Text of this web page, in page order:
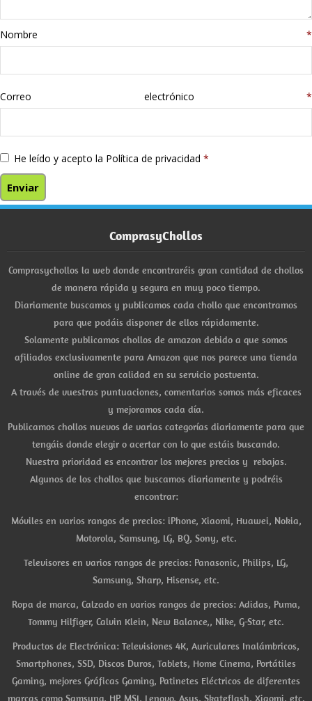
libros
Nombre *
Correo electrónico *
He leído y acepto la Política de privacidad *
ComprasyChollos
Comprasychollos la web donde encontraréis gran cantidad de chollos
de manera rápida y segura en muy poco tiempo.
Diariamente buscamos y publicamos cada chollo que encontramos
para que podáis disponer de ellos rápidamente.
Solamente publicamos chollos de amazon debido a que somos
afiliados exclusivamente para Amazon que nos parece una tienda
online de gran calidad en su servicio postventa.
A través de vuestras puntuaciones, comentarios somos más eficaces
y mejoramos cada día.
Publicamos chollos nuevos de varias categorías diariamente para que
tengáis donde elegir o acertar con lo que estáis buscando.
Nuestra prioridad es encontrar los mejores precios y rebajas.
Algunos de los chollos que buscamos diariamente y podréis
encontrar:
Móviles en varios rangos de precios: iPhone, Xiaomi, Huawei, Nokia,
Motorola, Samsung, LG, BQ, Sony, etc.
Televisores en varios rangos de precios: Panasonic, Philips, LG,
Samsung, Sharp, Hisense, etc.
Ropa de marca, Calzado en varios rangos de precios: Adidas, Puma,
Tommy Hilfiger, Calvin Klein, New Balance,, Nike, G-Star, etc.
Productos de Electrónica: Televisiones 4K, Auriculares Inalámbricos,
Smartphones, SSD, Discos Duros, Tablets, Home Cinema, Portátiles
Gaming, mejores Gráficas Gaming, Patinetes Eléctricos de diferentes
marcas como Samsung, HP, MSI, Lenovo, Asus, Skateflash, Xiaomi, etc.